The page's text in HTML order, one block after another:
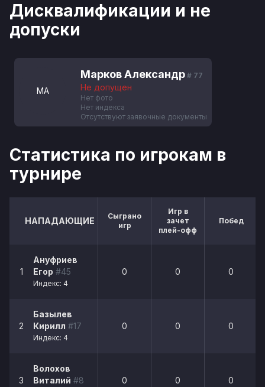
Дисквалификации и не
допуски
МА
Марков Александр # 77
Не допущен
Нет фото
Нет индекса
Отсутствуют заявочные документы
Статистика по игрокам в
турнире
НАПАДАЮЩИЕ
Сыграно
игр
Игр в
зачет
плей-офф
Побед
1
Ануфриев
Егор #45
Индекс: 4
0 0 0
2
Базылев
Кирилл #17
Индекс: 4
0 0 0
3
Волохов
Виталий #8 0 0 0